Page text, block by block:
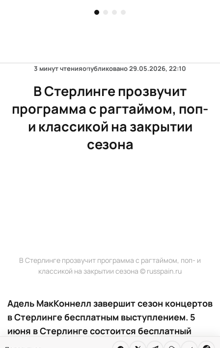
3 минут чтенияопубликовано29.05.2026, 22:10
В Стерлинге прозвучит
программа с рагтаймом, поп-
и классикой на закрытии
сезона
В Стерлинге прозвучит программа с рагтаймом, поп- и
классикой на закрытии сезона © russpain.ru
Адель МакКоннелл завершит сезон концертов
в Стерлинге бесплатным выступлением. 5
июня в Стерлинге состоится бесплатный
концерт Адель МакКоннелл. В программе —